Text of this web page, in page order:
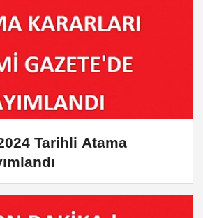
Tarihli Atama